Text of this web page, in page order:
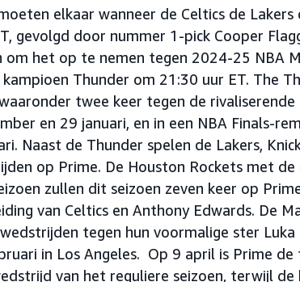
elkaar wanneer de Celtics de
gevolgd door nummer 1-pick Cooper
om het op te nemen tegen 2024-25 NBA
Thunder om 21:30 uur ET. The
twee keer tegen de rivaliserende
en 29 januari, en in een NBA Finals-
Naast de Thunder spelen de Lakers,
op Prime. De Houston Rockets met de
zullen dit seizoen zeven keer op
van Celtics en Anthony Edwards. De
tegen hun voormalige ster Luka
in Los Angeles. Op 9 april is Prime de
van het reguliere seizoen, terwijl